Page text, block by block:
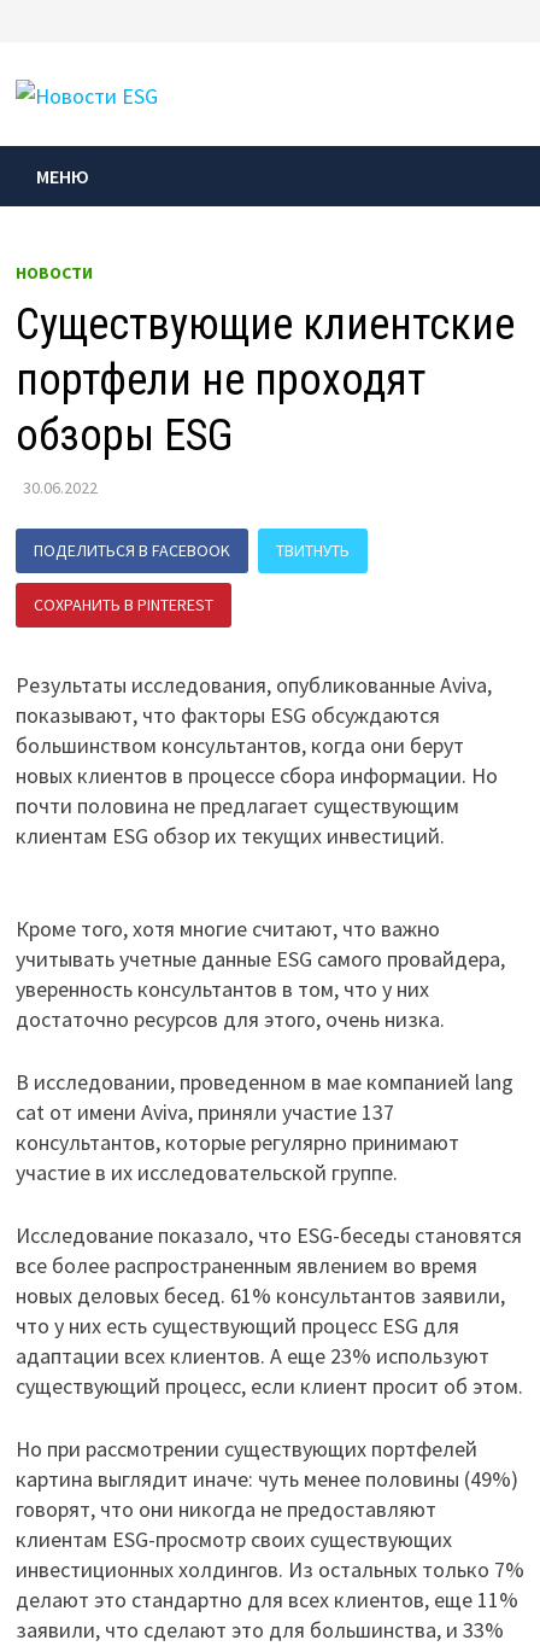
содержимому
МЕНЮ
НОВОСТИ
Существующие клиентские
портфели не проходят
обзоры ESG
30.06.2022
ПОДЕЛИТЬСЯ В FACEBOOK ТВИТНУТЬ
СОХРАНИТЬ В PINTEREST
Результаты исследования, опубликованные Aviva,
показывают, что факторы ESG обсуждаются
большинством консультантов, когда они берут
новых клиентов в процессе сбора информации. Но
почти половина не предлагает существующим
клиентам ESG обзор их текущих инвестиций.
Кроме того, хотя многие считают, что важно
учитывать учетные данные ESG самого провайдера,
уверенность консультантов в том, что у них
достаточно ресурсов для этого, очень низка.
В исследовании, проведенном в мае компанией lang
cat от имени Aviva, приняли участие 137
консультантов, которые регулярно принимают
участие в их исследовательской группе.
Исследование показало, что ESG-беседы становятся
все более распространенным явлением во время
новых деловых бесед. 61% консультантов заявили,
что у них есть существующий процесс ESG для
адаптации всех клиентов. А еще 23% используют
существующий процесс, если клиент просит об этом.
Но при рассмотрении существующих портфелей
картина выглядит иначе: чуть менее половины (49%)
говорят, что они никогда не предоставляют
клиентам ESG-просмотр своих существующих
инвестиционных холдингов. Из остальных только 7%
делают это стандартно для всех клиентов, еще 11%
заявили, что сделают это для большинства, и 33%